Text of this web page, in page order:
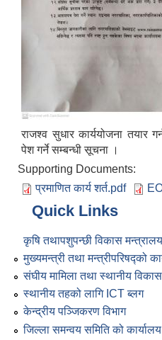
राजश्व सुधार कार्ययोजना तयार
पेश गर्ने सम्बन्धी सूचना ।
Supporting Documents:
प्रमाणित कार्य शर्त.pdf
Quick Links
कृषि तथापशुपन्छी विकास
मुख्यमन्त्री तथा मन्त्रीपरिषद्को
संघीय मामिला तथा स्थानीय
स्थानीय तहको लागि ICT ब्लग
केन्द्रीय पञ्जिकरण विभाग
जिल्ला समन्वय समिति को